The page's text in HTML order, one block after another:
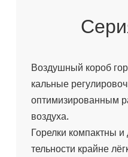
Воз­душ­ный короб
каль­ные
опти­ми­зи­ро­ван­ным
воздуха.
Горелки ком­пактны
тель­но­сти крайне